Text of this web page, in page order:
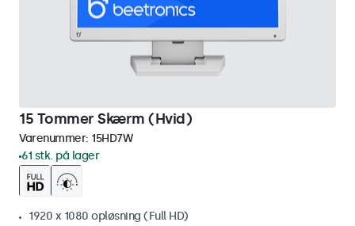
15 Tommer Skærm (Hvid)
Varenummer: 15HD7W
61 stk. på lager
1920 x 1080 opløsning (Full HD)